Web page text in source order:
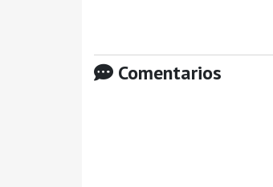
Comentarios